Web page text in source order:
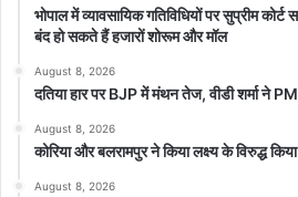
भोपाल में व्यावसायिक गतिविधियों पर सुप्रीम
बंद हो सकते हैं हजारों शोरूम और मॉल
August 8, 2026
दतिया हार पर BJP में मंथन तेज, वीडी शर्मा ने
August 8, 2026
कोरिया और बलरामपुर ने किया लक्ष्य के विरुद्ध
August 8, 2026